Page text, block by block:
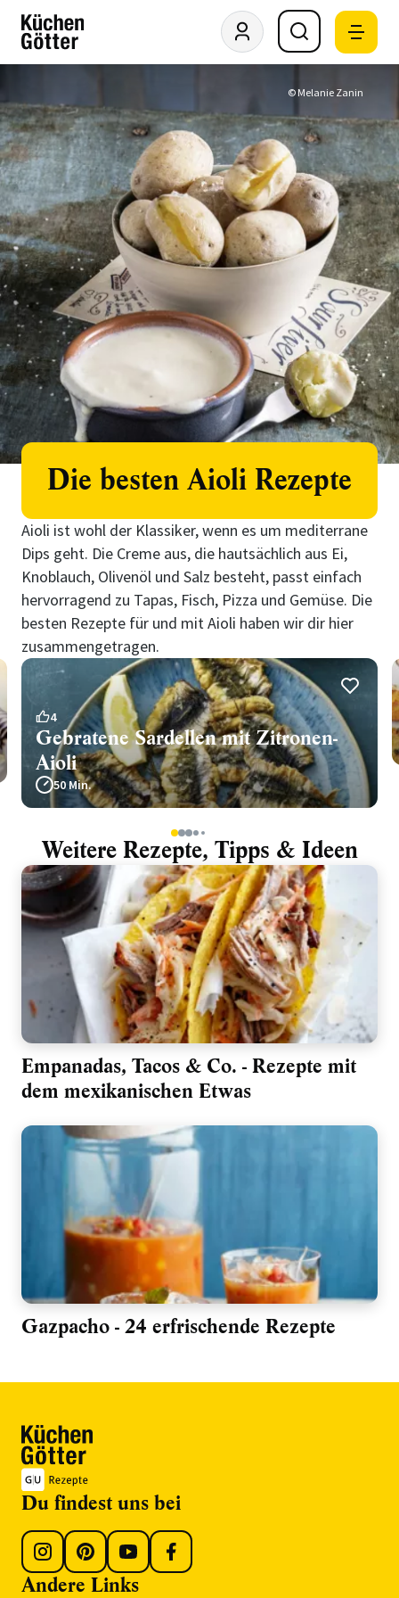
© Melanie Zanin
Die besten Aioli Rezepte
Aioli ist wohl der Klassiker, wenn es um mediterrane
Dips geht. Die Creme aus, die hautsächlich aus Ei,
Knoblauch, Olivenöl und Salz besteht, passt einfach
hervorragend zu Tapas, Fisch, Pizza und Gemüse. Die
besten Rezepte für und mit Aioli haben wir dir hier
zusammengetragen.
4
Gebratene Sardellen mit Zitronen-
Aioli
50 Min.
1234 5
Weitere Rezepte, Tipps & Ideen
Empanadas, Tacos & Co. - Rezepte mit
dem mexikanischen Etwas
Gazpacho - 24 erfrischende Rezepte
Du findest uns bei
Andere Links